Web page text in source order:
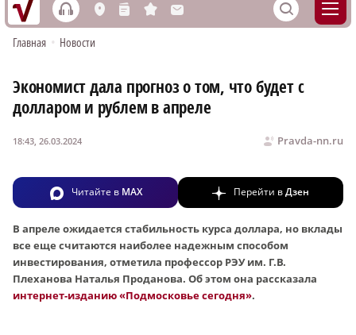
h L n s M S
Главная • Новости
Экономист дала прогноз о том, что будет с
долларом и рублем в апреле
Pravda-nn.ru
18:43, 26.03.2024
Читайте в MAX Перейти вДзен
В апреле ожидается стабильность курса доллара, но вклады
все еще считаются наиболее надежным способом
инвестирования, отметила профессор РЭУ им. Г.В.
Плеханова Наталья Проданова. Об этом она рассказала
интернет-изданию «Подмосковье сегодня».